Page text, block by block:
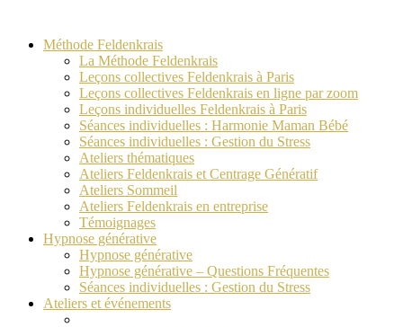
Méthode Feldenkrais
La Méthode Feldenkrais
Leçons collectives Feldenkrais à Paris
Leçons collectives Feldenkrais en ligne par zoom
Leçons individuelles Feldenkrais à Paris
Séances individuelles : Harmonie Maman Bébé
Séances individuelles : Gestion du Stress
Ateliers thématiques
Ateliers Feldenkrais et Centrage Génératif
Ateliers Sommeil
Ateliers Feldenkrais en entreprise
Témoignages
Hypnose générative
Hypnose générative
Hypnose générative – Questions Fréquentes
Séances individuelles : Gestion du Stress
Ateliers et événements